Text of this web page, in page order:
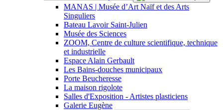
MANAS | Musée d’Art Naïf et des Arts
Singuliers
Bateau Lavoir Saint-Julien
Musée des Sciences
ZOOM, Centre de culture scientifique, technique
et industrielle
Espace Alain Gerbault
Les Bains-douches municipaux
Porte Beucheresse
La maison rigolote
Salles d'Exposition - Artistes plasticiens
Galerie Eugène